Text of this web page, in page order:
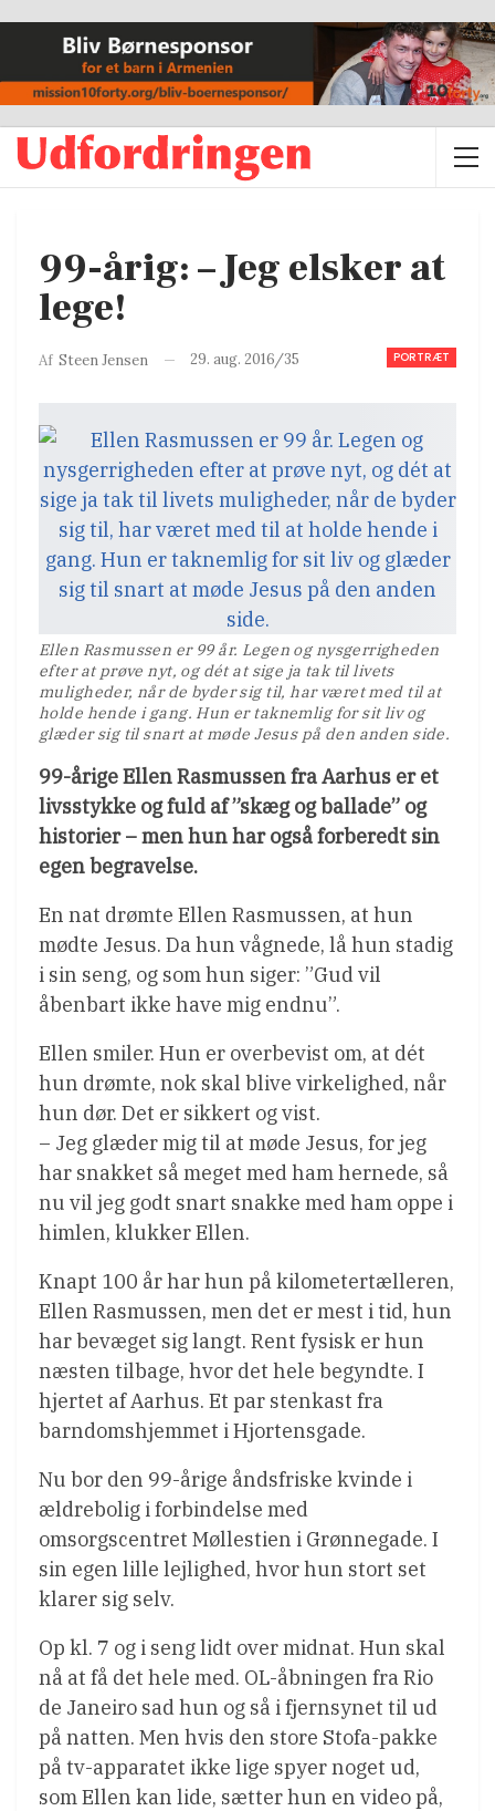
99-årig: – Jeg elsker at
lege!
PORTRÆT
Af Steen Jensen 29. aug. 2016/35
Ellen Rasmussen er 99 år. Legen og nysgerrigheden
efter at prøve nyt, og dét at sige ja tak til livets
muligheder, når de byder sig til, har været med til at
holde hende i gang. Hun er taknemlig for sit liv og
glæder sig til snart at møde Jesus på den anden side.
99-årige Ellen Rasmussen fra Aarhus er et
livsstykke og fuld af ”skæg og ballade” og
historier – men hun har også forberedt sin
egen begravelse.
En nat drømte Ellen Rasmussen, at hun
mødte Jesus. Da hun vågnede, lå hun stadig
i sin seng, og som hun siger: ”Gud vil
åbenbart ikke have mig endnu”.
Ellen smiler. Hun er overbevist om, at dét
hun drømte, nok skal blive virkelighed, når
hun dør. Det er sikkert og vist.
– Jeg glæder mig til at møde Jesus, for jeg
har snakket så meget med ham hernede, så
nu vil jeg godt snart snakke med ham oppe i
himlen, klukker Ellen.
Knapt 100 år har hun på kilometertælleren,
Ellen Rasmussen, men det er mest i tid, hun
har bevæget sig langt. Rent fysisk er hun
næsten tilbage, hvor det hele begyndte. I
hjertet af Aarhus. Et par stenkast fra
barndomshjemmet i Hjortensgade.
Nu bor den 99-årige åndsfriske kvinde i
ældrebolig i forbindelse med
omsorgscentret Møllestien i Grønnegade. I
sin egen lille lejlighed, hvor hun stort set
klarer sig selv.
Op kl. 7 og i seng lidt over midnat. Hun skal
nå at få det hele med. OL-åbningen fra Rio
de Janeiro sad hun og så i fjernsynet til ud
på natten. Men hvis den store Stofa-pakke
på tv-apparatet ikke lige spyer noget ud,
som Ellen kan lide, sætter hun en video på,